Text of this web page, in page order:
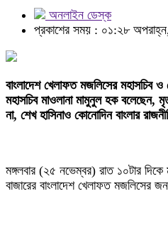
অনলাইন ডেস্ক
প্রকাশের সময় : ০১:২৮
বাংলাদেশ খেলাফত মজলিসের মহাসচিব
মহাসচিব মাওলানা মামুনুল হক বলেছেন,
না, শেখ হাসিনাও কোনোদিন বাংলার
মঙ্গলবার (২৫ নভেম্বর) রাত ১০টার
বাজারের বাংলাদেশ খেলাফত মজলিসের